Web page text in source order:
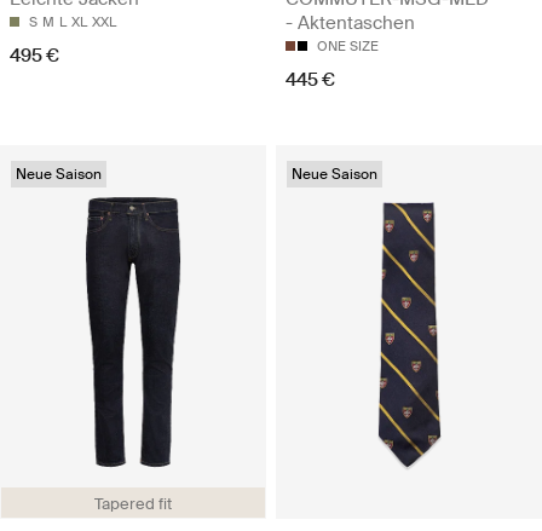
S M L XL XXL
495 €
- Aktentaschen
ONE SIZE
445 €
Tapered fit
Neue Saison Neue Saison